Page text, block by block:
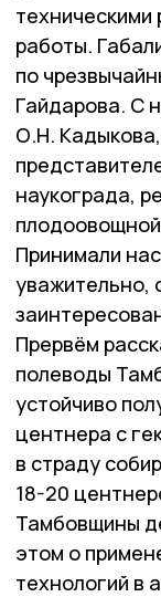
работы.
по
Гайдарова. С
О.Н.
наукограда,
Принимали
уважительно,
Прервём
полеводы
устойчиво
центнера с
в страду
18-20
Тамбовщины
этом о
технологий в